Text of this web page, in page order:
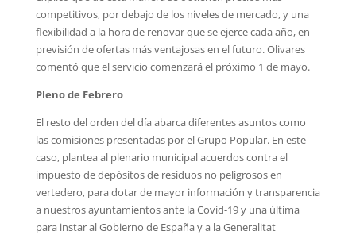
competitivos, por debajo de los niveles de mercado, y una
flexibilidad a la hora de renovar que se ejerce cada año, en
previsión de ofertas más ventajosas en el futuro. Olivares
comentó que el servicio comenzará el próximo 1 de mayo.
Pleno de Febrero
El resto del orden del día abarca diferentes asuntos como
las comisiones presentadas por el Grupo Popular. En este
caso, plantea al plenario municipal acuerdos contra el
impuesto de depósitos de residuos no peligrosos en
vertedero, para dotar de mayor información y transparencia
a nuestros ayuntamientos ante la Covid-19 y una última
para instar al Gobierno de España y a la Generalitat